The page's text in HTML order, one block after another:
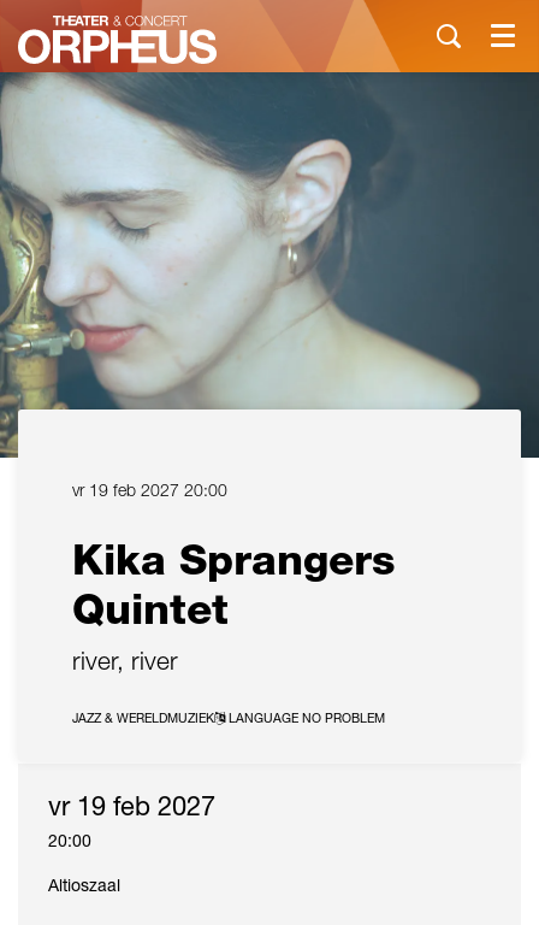
Menu
Kika Sprangers
Quintet
river, river
vr 19 feb 2027 20:00
JAZZ & WERELDMUZIEK LANGUAGE NO PROBLEM
vr 19 feb 2027
20:00
Altioszaal